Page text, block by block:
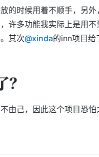
的时候用着不顺手，另
许多功能我实际上是用
其次@xinda的inn项目给
由己，因此这个项目恐怕